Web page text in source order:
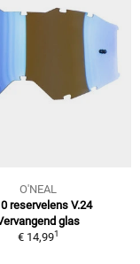
O'NEAL
reservelens V.24
glas
€ 14,991